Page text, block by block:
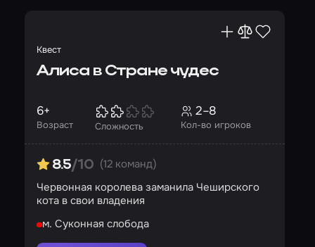
Квест
Алиса в Стране чудес
Возраст
6+
Сложность Кол-во игроков
2–8
8.5/10 (12 команд)
Червонная королева заманила Чеширского
кота в свои владения
м. Суконная слобода